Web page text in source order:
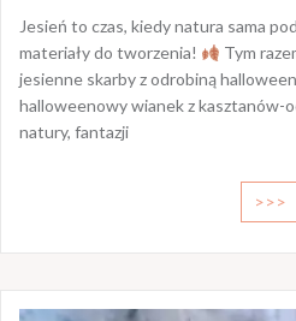
Jesień to czas, kiedy natura sama
materiały do tworzenia!
Tym
jesienne skarby z odrobiną
halloweenowy wianek z kasztanów-
natury, fantazji
>>>